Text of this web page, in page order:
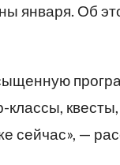
января. Об
классы,
сейчас», —